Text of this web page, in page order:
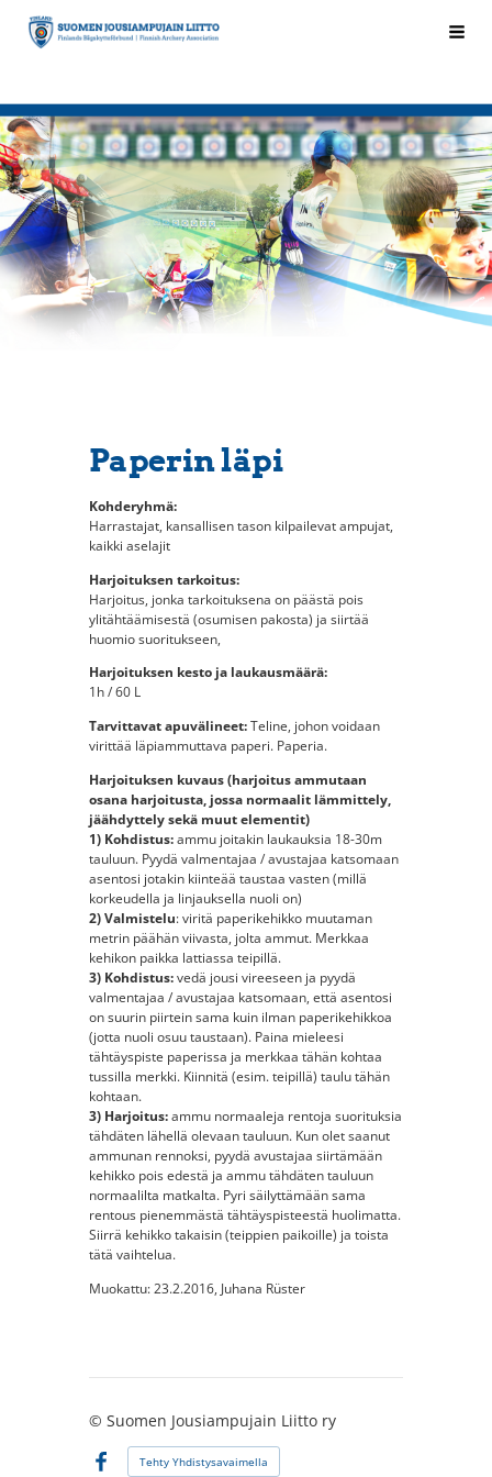
Siirry
sivun
Suomen Jousiampujain Liitto ry
Paperin läpi
Kohderyhmä:
Harrastajat, kansallisen tason kilpailevat ampujat,
kaikki aselajit
Harjoituksen tarkoitus:
Harjoitus, jonka tarkoituksena on päästä pois
ylitähtäämisestä (osumisen pakosta) ja siirtää
huomio suoritukseen,
Harjoituksen kesto ja laukausmäärä:
1h / 60 L
Tarvittavat apuvälineet:Teline, johon voidaan
virittää läpiammuttava paperi. Paperia.
Harjoituksen kuvaus (harjoitus ammutaan
osana harjoitusta, jossa normaalit lämmittely,
jäähdyttely sekä muut elementit)
1) Kohdistus:ammu joitakin laukauksia 18-30m
tauluun. Pyydä valmentajaa / avustajaa katsomaan
asentosi jotakin kiinteää taustaa vasten (millä
korkeudella ja linjauksella nuoli on)
2) Valmistelu: viritä paperikehikko muutaman
metrin päähän viivasta, jolta ammut. Merkkaa
kehikon paikka lattiassa teipillä.
3) Kohdistus:vedä jousi vireeseen ja pyydä
valmentajaa / avustajaa katsomaan, että asentosi
on suurin piirtein sama kuin ilman paperikehikkoa
(jotta nuoli osuu taustaan). Paina mieleesi
tähtäyspiste paperissa ja merkkaa tähän kohtaa
tussilla merkki. Kiinnitä (esim. teipillä) taulu tähän
kohtaan.
3) Harjoitus:ammu normaaleja rentoja suorituksia
tähdäten lähellä olevaan tauluun. Kun olet saanut
ammunan rennoksi, pyydä avustajaa siirtämään
kehikko pois edestä ja ammu tähdäten tauluun
normaalilta matkalta. Pyri säilyttämään sama
rentous pienemmästä tähtäyspisteestä huolimatta.
Siirrä kehikko takaisin (teippien paikoille) ja toista
tätä vaihtelua.
Muokattu: 23.2.2016, Juhana Rüster
© Suomen Jousiampujain Liitto ry
Tehty Yhdistysavaimella